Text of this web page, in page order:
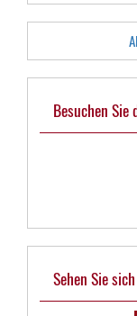
Besuchen
Sehen Sie